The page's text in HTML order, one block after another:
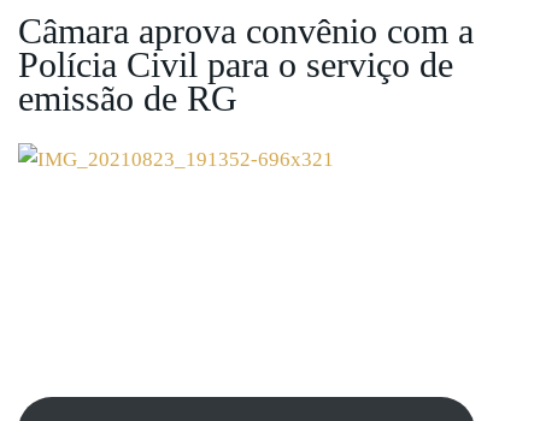
Câmara aprova convênio com a
Polícia Civil para o serviço de
emissão de RG